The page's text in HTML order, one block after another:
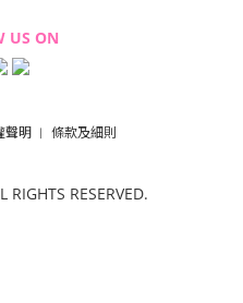
US ON
聲明 ︱ 條款及細則
RIGHTS RESERVED.